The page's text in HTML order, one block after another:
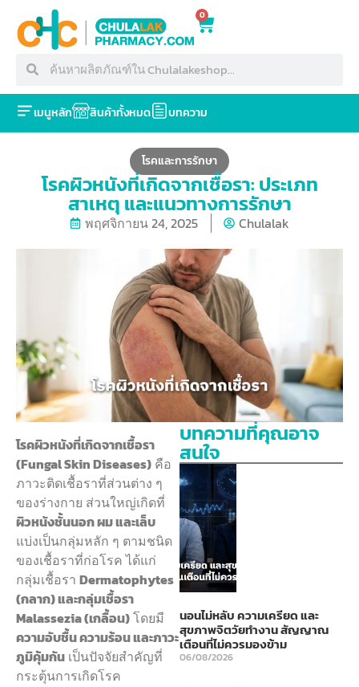
0
เมนูหลัก สินค้าทั้งหมด บทความ
โรคและการรักษา
โรคผิวหนังที่เกิดจากเชื้อรา: ประเภท
สาเหตุ และแนวทางการรักษา
พฤศจิกายน 24, 2025 Chulalak
โรคผิวหนังที่เกิดจากเชื้อรา
(Fungal Skin Diseases) คือ
ภาวะติดเชื้อราที่ส่วนต่าง ๆ
ของร่างกาย ส่วนใหญ่เกิดที่
ผิวหนังชั้นนอก ผม และเล็บ
แบ่งเป็นกลุ่มหลัก ๆ ตามชนิด
ของเชื้อราที่ก่อโรค ได้แก่
กลุ่มเชื้อรา Dermatophytes
(กลาก) และกลุ่มเชื้อรา
Malassezia (เกลื้อน)โดยมี
ความอับชื้น ความร้อน และภาวะ
ภูมิคุ้มกัน เป็นปัจจัยสำคัญที่
กระตุ้นการเกิดโรค
บทความที่คุณอาจ
สนใจ
นอนไม่หลับ ความเครียด และ
สุขภาพจิตวัยทำงาน สัญญาณ
เตือนที่ไม่ควรมองข้าม
06/08/2026